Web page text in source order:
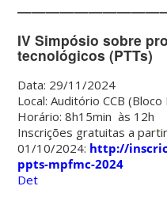
IV Simpósio sobre
tecnológicos (PTTs)
Data: 29/11/2024
Local: Auditório CCB (Bloco
Horário: 8h15min às 12h
Inscrições gratuitas a
01/10/2024: http://
ppts-mpfmc-2024
Det